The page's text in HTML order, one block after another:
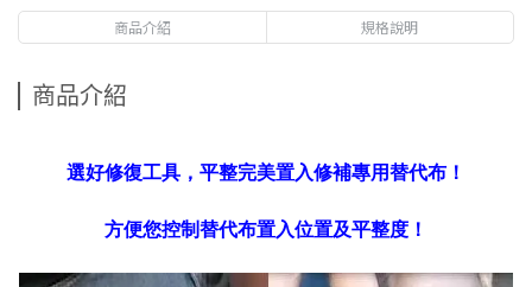
商品介紹 規格說明
商品介紹
選好修復工具，平整完美置入修補專用替代布！
方便您控制替代布置入位置及平整度 ！